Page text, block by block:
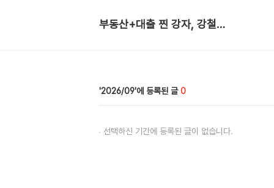
부동산+대출 찐 강자, 강철부대
2026/09 0
선택하신 기간에 등록된 글이 없습니다.